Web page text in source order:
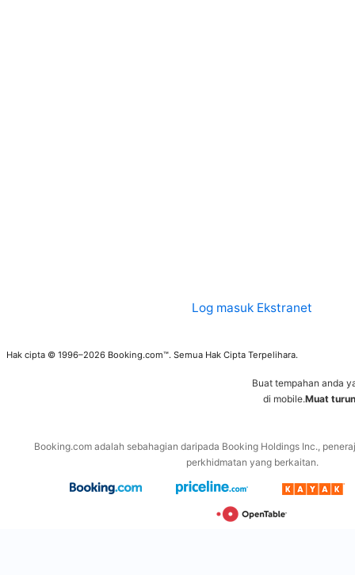
Log masuk Ekstranet
Hak cipta © 1996–2026 Booking.com™. Semua Hak Cipta Terpelihara.
Buat tempahan anda
di mobile.Muat
Booking.com adalah sebahagian daripada Booking Holdings Inc.,
perkhidmatan yang berkaitan.